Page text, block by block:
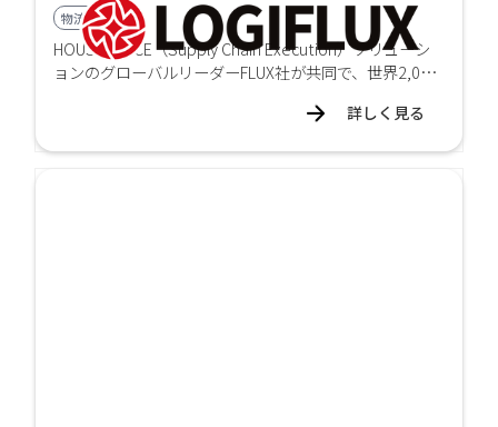
物流業界向け
HOUSEIとSCE（Supply Chain Execution）ソリューシ
ョンのグローバルリーダーFLUX社が共同で、世界2,000
詳しく見る